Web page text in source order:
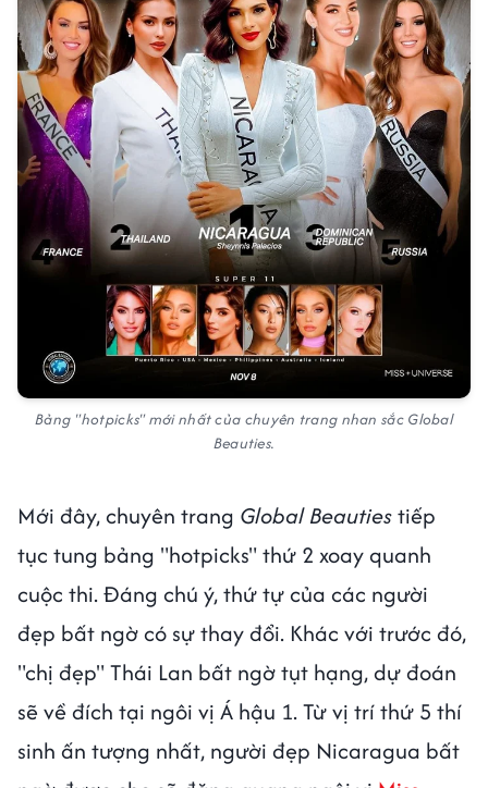
Bảng "hotpicks" mới nhất của chuyên trang nhan sắc Global
Beauties.
Mới đây, chuyên trang Global Beautiestiếp
tục tung bảng "hotpicks" thứ 2 xoay quanh
cuộc thi. Đáng chú ý, thứ tự của các người
đẹp bất ngờ có sự thay đổi. Khác với trước đó,
"chị đẹp" Thái Lan bất ngờ tụt hạng, dự đoán
sẽ về đích tại ngôi vị Á hậu 1. Từ vị trí thứ 5 thí
sinh ấn tượng nhất, người đẹp Nicaragua bất